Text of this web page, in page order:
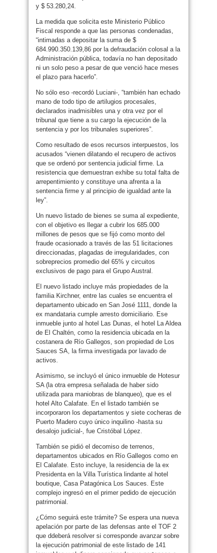
y $ 53.280,24.
La medida que solicita este Ministerio Público
Fiscal responde a que las personas condenadas,
“intimadas a depositar la suma de $
684.990.350.139,86 por la defraudación colosal a la
Administración pública, todavía no han depositado
ni un solo peso a pesar de que venció hace meses
el plazo para hacerlo”.
No sólo eso -recordó Luciani-, “también han echado
mano de todo tipo de artilugios procesales,
declarados inadmisibles una y otra vez por el
tribunal que tiene a su cargo la ejecución de la
sentencia y por los tribunales superiores”.
Como resultado de esos recursos interpuestos, los
acusados “vienen dilatando el recupero de activos
que se ordenó por sentencia judicial firme. La
resistencia que demuestran exhibe su total falta de
arrepentimiento y constituye una afrenta a la
sentencia firme y al principio de igualdad ante la
ley”.
Un nuevo listado de bienes se suma al expediente,
con el objetivo es llegar a cubrir los 685.000
millones de pesos que se fijó como monto del
fraude ocasionado a través de las 51 licitaciones
direccionadas, plagadas de irregularidades, con
sobreprecios promedio del 65% y circuitos
exclusivos de pago para el Grupo Austral.
El nuevo listado incluye más propiedades de la
familia Kirchner, entre las cuales se encuentra el
departamento ubicado en San José 1111, donde la
ex mandataria cumple arresto domiciliario. Ese
inmueble junto al hotel Las Dunas, el hotel La Aldea
de El Chaltén, como la residencia ubicada en la
costanera de Río Gallegos, son propiedad de Los
Sauces SA, la firma investigada por lavado de
activos.
Asimismo, se incluyó el único inmueble de Hotesur
SA (la otra empresa señalada de haber sido
utilizada para maniobras de blanqueo), que es el
hotel Alto Calafate. En el listado también se
incorporaron los departamentos y siete cocheras de
Puerto Madero cuyo único inquilino -hasta su
desalojo judicial-, fue Cristóbal López.
También se pidió el decomiso de terrenos,
departamentos ubicados en Río Gallegos como en
El Calafate. Esto incluye, la residencia de la ex
Presidenta en la Villa Turística lindante al hotel
boutique, Casa Patagónica Los Sauces. Este
complejo ingresó en el primer pedido de ejecución
patrimonial.
¿Cómo seguirá este trámite? Se espera una nueva
apelación por parte de las defensas ante el TOF 2
que ddeberá resolver si corresponde avanzar sobre
la ejecución patrimonial de este listado de 141